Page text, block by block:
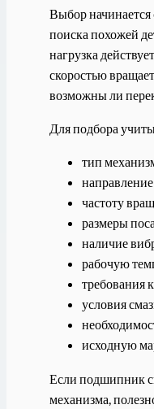
Выбор начинается
поиска похожей
нагрузка
скоростью
возможны ли
Для подбора
тип
частоту
размеры
наличие
рабочую
требования
условия
исходную
Если подшипник
механизма,